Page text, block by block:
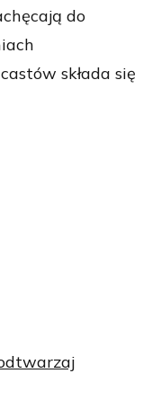
do
składa się